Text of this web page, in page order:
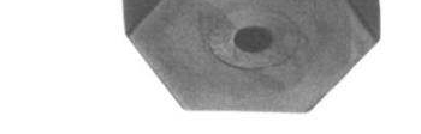
Produktseite
gewählt
werden